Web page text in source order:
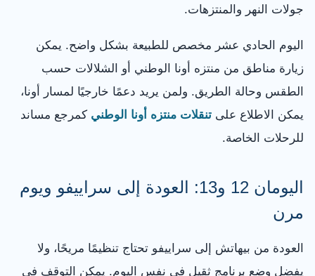
جولات النهر والمنتزهات.
اليوم الحادي عشر مخصص للطبيعة بشكل واضح. يمكن
زيارة مناطق من منتزه أونا الوطني أو الشلالات حسب
الطقس وحالة الطريق. ولمن يريد دعمًا خارجيًا لمسار أونا،
يمكن الاطلاع على تنقلات منتزه أونا الوطني كمرجع مساند
للرحلات الخاصة.
اليومان 12 و13: العودة إلى سراييفو ويوم
مرن
العودة من بيهاتش إلى سراييفو تحتاج تنظيمًا مريحًا، ولا
يفضل وضع برنامج ثقيل في نفس اليوم. يمكن التوقف في